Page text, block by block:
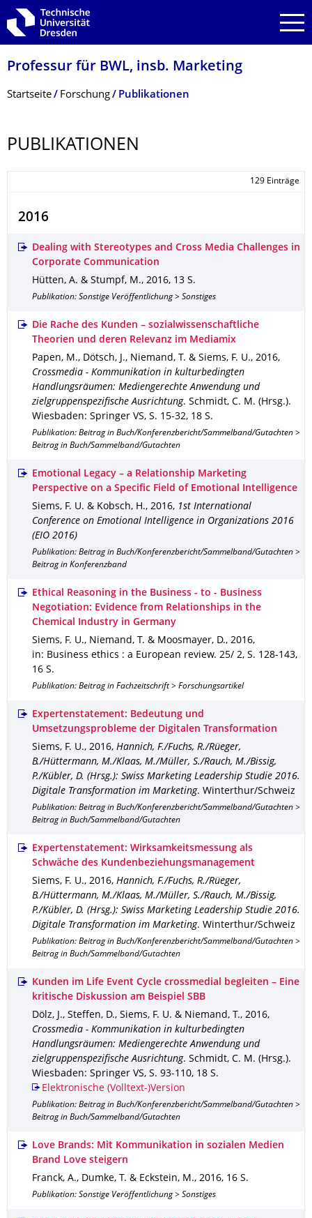
Zur Hauptnavigation springen
Zur Suche springen
Zum Inhalt springen
Professur für BWL, insb. Marketing
Breadcrumb-Menü
Startseite Forschung Publikationen
PUBLIKATIONEN
129 Einträge
2016
Dealing with Stereotypes and Cross Media Challenges in
Corporate Communication
Hütten, A. & Stumpf, M., 2016, 13 S.
Publikation: Sonstige Veröffentlichung > Sonstiges
Die Rache des Kunden – sozialwissenschaftliche
Theorien und deren Relevanz im Mediamix
Papen, M., Dötsch, J., Niemand, T. & Siems, F. U., 2016,
Crossmedia - Kommunikation in kulturbedingten
Handlungsräumen: Mediengerechte Anwendung und
zielgruppenspezifische Ausrichtung. Schmidt, C. M. (Hrsg.).
Wiesbaden: Springer VS, S. 15-32, 18 S.
Publikation: Beitrag in Buch/Konferenzbericht/Sammelband/Gutachten >
Beitrag in Buch/Sammelband/Gutachten
Emotional Legacy – a Relationship Marketing
Perspective on a Specific Field of Emotional Intelligence
Siems, F. U. & Kobsch, H., 2016, 1st International
Conference on Emotional Intelligence in Organizations 2016
(EIO 2016)
Publikation: Beitrag in Buch/Konferenzbericht/Sammelband/Gutachten >
Beitrag in Konferenzband
Ethical Reasoning in the Business - to - Business
Negotiation: Evidence from Relationships in the
Chemical Industry in Germany
Siems, F. U., Niemand, T. & Moosmayer, D., 2016,
in: Business ethics : a European review. 25/ 2, S. 128-143,
16 S.
Publikation: Beitrag in Fachzeitschrift > Forschungsartikel
Expertenstatement: Bedeutung und
Umsetzungsprobleme der Digitalen Transformation
Siems, F. U., 2016, Hannich, F./Fuchs, R./Rüeger,
B./Hüttermann, M./Klaas, M./Müller, S./Rauch, M./Bissig,
P./Kübler, D. (Hrsg.): Swiss Marketing Leadership Studie 2016.
Digitale Transformation im Marketing. Winterthur/Schweiz
Publikation: Beitrag in Buch/Konferenzbericht/Sammelband/Gutachten >
Beitrag in Buch/Sammelband/Gutachten
Expertenstatement: Wirksamkeitsmessung als
Schwäche des Kundenbeziehungsmanagement
Siems, F. U., 2016, Hannich, F./Fuchs, R./Rüeger,
B./Hüttermann, M./Klaas, M./Müller, S./Rauch, M./Bissig,
P./Kübler, D. (Hrsg.): Swiss Marketing Leadership Studie 2016.
Digitale Transformation im Marketing. Winterthur/Schweiz
Publikation: Beitrag in Buch/Konferenzbericht/Sammelband/Gutachten >
Beitrag in Buch/Sammelband/Gutachten
Kunden im Life Event Cycle crossmedial begleiten – Eine
kritische Diskussion am Beispiel SBB
Dölz, J., Steffen, D., Siems, F. U. & Niemand, T., 2016,
Crossmedia - Kommunikation in kulturbedingten
Handlungsräumen: Mediengerechte Anwendung und
zielgruppenspezifische Ausrichtung. Schmidt, C. M. (Hrsg.).
Wiesbaden: Springer VS, S. 93-110, 18 S.
Elektronische (Volltext-)Version
Publikation: Beitrag in Buch/Konferenzbericht/Sammelband/Gutachten >
Beitrag in Buch/Sammelband/Gutachten
Love Brands: Mit Kommunikation in sozialen Medien
Brand Love steigern
Franck, A., Dumke, T. & Eckstein, M., 2016, 16 S.
Publikation: Sonstige Veröffentlichung > Sonstiges